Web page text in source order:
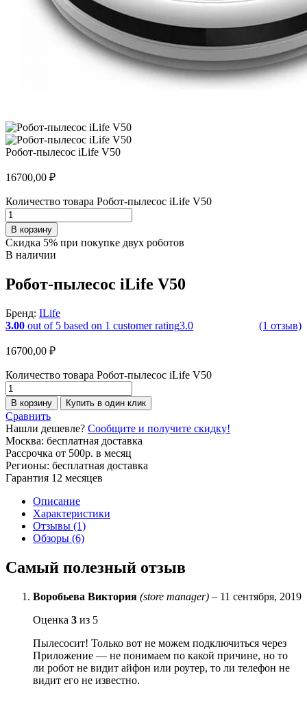
Робот-пылесос iLife V50
16700,00 ₽
Количество товара Робот-пылесос iLife V50
В корзину
Скидка 5% при покупке двух роботов
В наличии
Робот-пылесос iLife V50
Бренд: ILife
3.00 out of 5 based on 1 customer rating3.0 (1 отзыв)
16700,00 ₽
Количество товара Робот-пылесос iLife V50
В корзину Купить в один клик
Сравнить
Нашли дешевле? Сообщите и получите скидку!
Москва: бесплатная доставка
Рассрочка от 500р. в месяц
Регионы: бесплатная доставка
Гарантия 12 месяцев
Описание
Характеристики
Отзывы (1)
Обзоры (6)
Самый полезный отзыв
Воробьева Виктория (store manager) – 11 сентября, 2019
Оценка 3 из 5
Пылесосит! Только вот не можем подключиться через
Приложение — не понимаем по какой причине, но то
ли робот не видит айфон или роутер, то ли телефон не
видит его не известно.